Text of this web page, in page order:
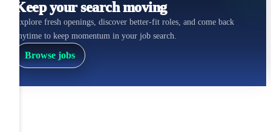
Keep your search moving
Explore fresh openings, discover better-fit roles, and come back
anytime to keep momentum in your job search.
Browse jobs